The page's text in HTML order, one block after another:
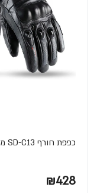
כפפת חורף SD-C13 מבית 70 Degrees
₪428